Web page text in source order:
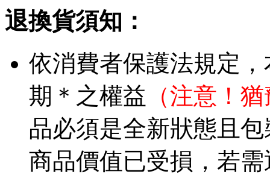
退換貨須知：
依消費者保護法規定
期＊之權益 （注意！
品必須是全新狀態且
商品價值已受損，若